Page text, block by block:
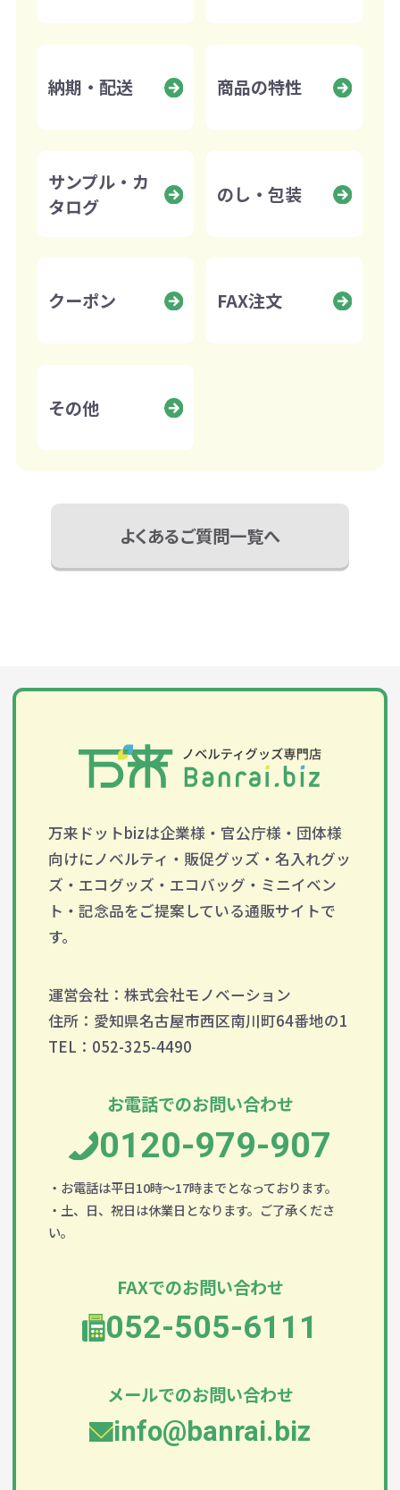
納期・配送 商品の特性
サンプル・カ
タログ
のし・包装
クーポン FAX注文
その他
よくあるご質問一覧へ
万来ドットbizは企業様・官公庁様・団体様
向けにノベルティ・販促グッズ・名入れグッ
ズ・エコグッズ・エコバッグ・ミニイベン
ト・記念品をご提案している通販サイトで
す。
運営会社：株式会社モノベーション
住所：愛知県名古屋市西区南川町64番地の1
TEL：052-325-4490
お電話でのお問い合わせ
0120-979-907
・お電話は平日10時～17時までとなっております。
・土、日、祝日は休業日となります。ご了承くださ
い。
FAXでのお問い合わせ
052-505-6111
メールでのお問い合わせ
info@banrai.biz